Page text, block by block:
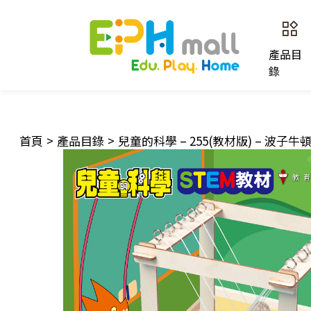
產品目
錄
首頁 > 產品目錄 > 兒童的科學 – 255(教材版) – 波子牛